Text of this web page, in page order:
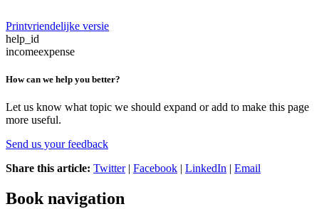
Printvriendelijke versie
help_id
incomeexpense
How can we help you better?
Let us know what topic we should expand or add to make this page
more useful.
Send us your feedback
Share this article: Twitter| Facebook | LinkedIn | Email
Book navigation